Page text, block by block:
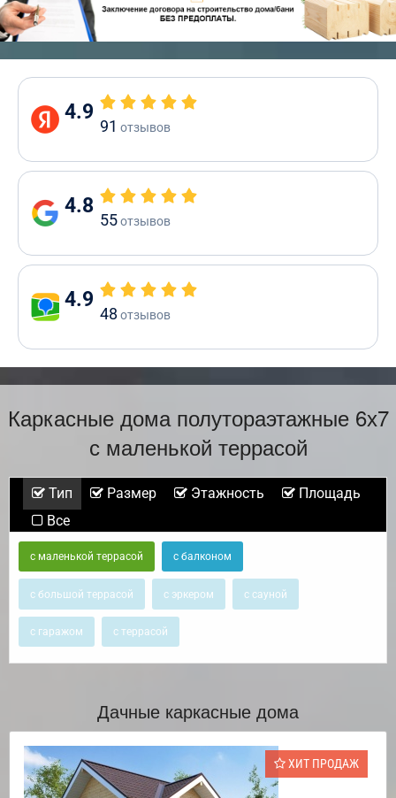
4.9
91 отзывов
4.8
55отзывов
4.9
48 отзывов
Каркасные дома полутораэтажные 6х7
с маленькой террасой
Тип Размер Этажность
Площадь
Все
с маленькой террасой с балконом
с большой террасой с эркером с сауной
с гаражом с террасой
Дачные каркасные дома
ХИТ ПРОДАЖ